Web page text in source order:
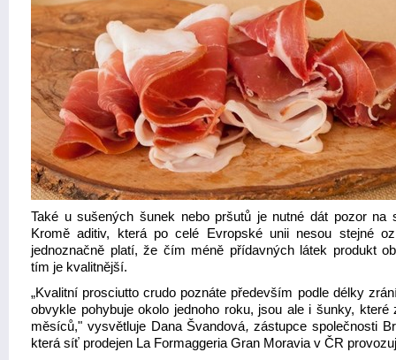
Také u sušených šunek nebo pršutů je nutné dát pozor na
Kromě aditiv, která po celé Evropské unii nesou stejné
jednoznačně platí, že čím méně přídavných látek produkt
tím je kvalitnější.
„Kvalitní prosciutto crudo poznáte především podle délky
obvykle pohybuje okolo jednoho roku, jsou ale i šunky, které
měsíců," vysvětluje Dana Švandová,zástupce společnosti
která síť prodejen La Formaggeria Gran Moravia v ČR